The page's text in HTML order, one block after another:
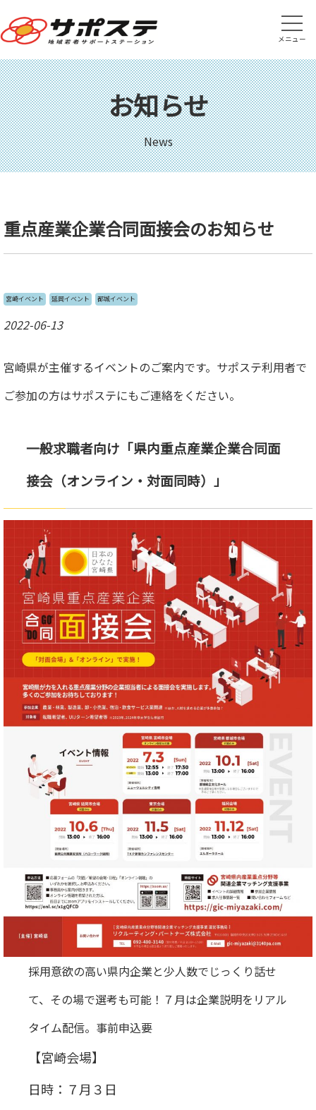
メニュー
お知らせ
News
重点産業企業合同面接会のお知らせ
宮崎イベント 延岡イベント 都城イベント
2022-06-13
宮崎県が主催するイベントのご案内です。サポステ利用者で
ご参加の方はサポステにもご連絡をください。
一般求職者向け「県内重点産業企業合同面
接会（オンライン・対面同時）」
採用意欲の高い県内企業と少人数でじっくり話せ
て、その場で選考も可能！７月は企業説明をリアル
タイム配信。事前申込要
【宮崎会場】
日時：７月３日